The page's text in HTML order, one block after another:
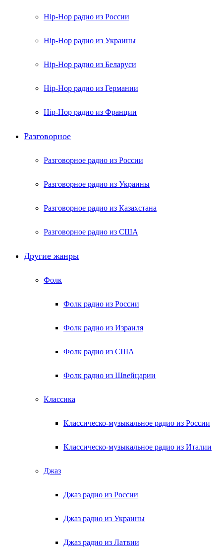
Hip-Hop радио из России
Hip-Hop радио из Украины
Hip-Hop радио из Беларуси
Hip-Hop радио из Германии
Hip-Hop радио из Франции
Разговорное
Разговорное радио из России
Разговорное радио из Украины
Разговорное радио из Казахстана
Разговорное радио из США
Другие жанры
Фолк
Фолк радио из России
Фолк радио из Израиля
Фолк радио из США
Фолк радио из Швейцарии
Классика
Классическо-музыкальное радио из России
Классическо-музыкальное радио из Италии
Джаз
Джаз радио из России
Джаз радио из Украины
Джаз радио из Латвии